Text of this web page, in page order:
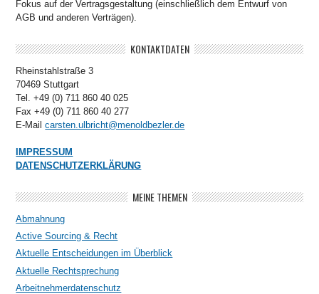
Fokus auf der Vertragsgestaltung (einschließlich dem Entwurf von
AGB und anderen Verträgen).
KONTAKTDATEN
Rheinstahlstraße 3
70469 Stuttgart
Tel. +49 (0) 711 860 40 025
Fax +49 (0) 711 860 40 277
E-Mailcarsten.ulbricht@menoldbezler.de
IMPRESSUM
DATENSCHUTZERKLÄRUNG
MEINE THEMEN
Abmahnung
Active Sourcing & Recht
Aktuelle Entscheidungen im Überblick
Aktuelle Rechtsprechung
Arbeitnehmerdatenschutz